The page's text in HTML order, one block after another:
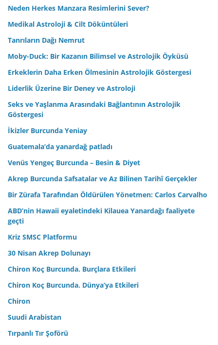
Neden Herkes Manzara Resimlerini Sever?
Medikal Astroloji & Cilt Döküntüleri
Tanrıların Dağı Nemrut
Moby-Duck: Bir Kazanın Bilimsel ve Astrolojik Öyküsü
Erkeklerin Daha Erken Ölmesinin Astrolojik Göstergesi
Liderlik Üzerine Bir Deney ve Astroloji
Seks ve Yaşlanma Arasındaki Bağlantının Astrolojik
Göstergesi
İkizler Burcunda Yeniay
Guatemala’da yanardağ patladı
Venüs Yengeç Burcunda – Besin & Diyet
Akrep Burcunda Safsatalar ve Az Bilinen Tarihî Gerçekler
Bir Zürafa Tarafından Öldürülen Yönetmen: Carlos Carvalho
ABD’nin Hawaii eyaletindeki Kilauea Yanardağı faaliyete
geçti
Kriz SMSC Platformu
30 Nisan Akrep Dolunayı
Chiron Koç Burcunda. Burçlara Etkileri
Chiron Koç Burcunda. Dünya’ya Etkileri
Chiron
Suudi Arabistan
Tırpanlı Tır Şoförü